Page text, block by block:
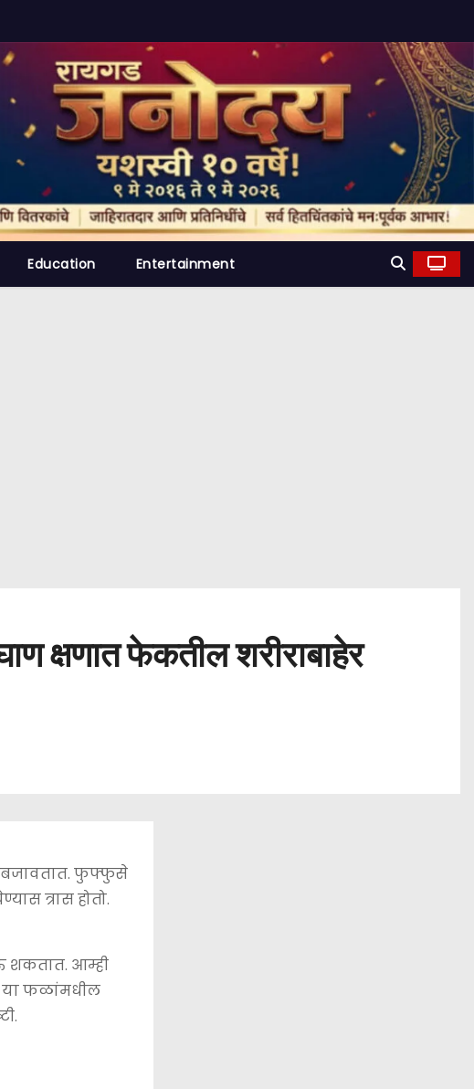
Education Entertainment
क्षणात फेकतील शरीराबाहेर
बजावतात. फुफ्फुसे
त्रास होतो.
शकतात. आम्ही
या फळांमधील